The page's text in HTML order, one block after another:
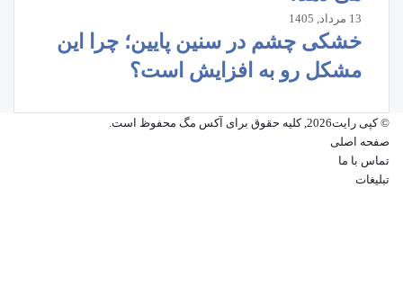
13 مرداد, 1405
خشکی چشم در سنین پایین؛ چرا این
مشکل رو به افزایش است؟
© کپی رایت2026, کلیه حقوق برای آکس مگ محفوظ است.
صفحه اصلی
تماس با ما
تبلیغات